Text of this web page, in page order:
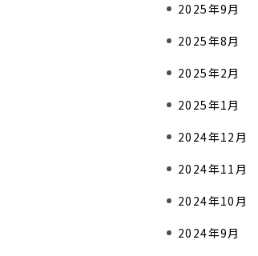
2025年9月
2025年8月
2025年2月
2025年1月
2024年12月
2024年11月
2024年10月
2024年9月